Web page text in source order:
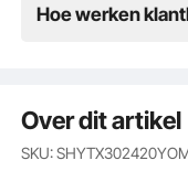
Hoe werken
Over dit artikel
SKU: